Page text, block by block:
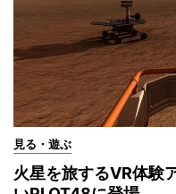
見る・遊ぶ
火星を旅するVR体験